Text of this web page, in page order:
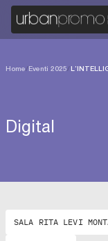
Home/Eventi 2025/
Digital
SALA RITA LEVI